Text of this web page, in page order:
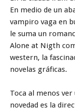
En medio de un
vampiro vaga en
le suma un
Alone at Nigth
western, la
novelas gráficas.
Toca al menos
novedad es la